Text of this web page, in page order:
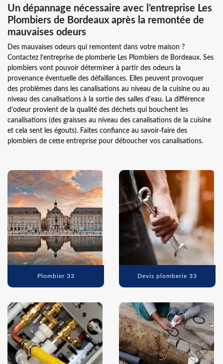
Un dépannage nécessaire avec l’entreprise Les
Plombiers de Bordeaux après la remontée de
mauvaises odeurs
Des mauvaises odeurs qui remontent dans votre maison ?
Contactez l’entreprise de plomberie Les Plombiers de Bordeaux. Ses
plombiers vont pouvoir déterminer à partir des odeurs la
provenance éventuelle des défaillances. Elles peuvent provoquer
des problèmes dans les canalisations au niveau de la cuisine ou au
niveau des canalisations à la sortie des salles d'eau. La différence
d’odeur provient de la qualité des déchets qui bouchent les
canalisations (des graisses au niveau des canalisations de la cuisine
et cela sent les égouts). Faites confiance au savoir-faire des
plombiers de cette entreprise pour déboucher vos canalisations.
Plombier 33 Devis plomberie 33